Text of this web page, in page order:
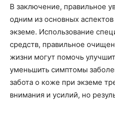
В заключение, правильное
одним из основных
экземе. Использование
средств, правильное
жизни могут помочь
уменьшить симптомы
забота о коже при экземе
внимания и усилий, но